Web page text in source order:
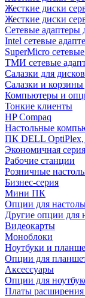
Жесткие диски
Жесткие диски
Сетевые адаптеры
Intel сетевые
SuperMicro
ТМИ сетевые
Салазки для
Салазки и
Компьютеры и
Тонкие клиенты
HP Compaq
Настольные
ПК DELL OptiPlex,
Экономичная серия
Рабочие станции
Розничные
Бизнес-серия
Мини ПК
Опции для
Другие опции для
Видеокарты
Моноблоки
Ноутбуки и
Опции для
Аксессуары
Опции для
Платы